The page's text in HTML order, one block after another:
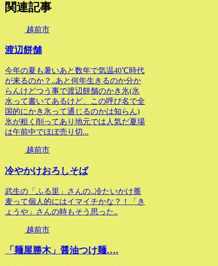
関連記事
越前市
渡辺餅舗
今年の夏も暑いあと数年で気温40℃時代
が来るのか？..あと何年生きるのか分か
らんけどつう事で渡辺餅舗のかき氷(氷
水って書いてあるけど、この呼び名で全
国的にかき氷って通じるのかは知らん)
氷が粗く削ってあり地元では人気だ夏場
は午前中でほぼ売り切...
越前市
冷やかけおろしそば
武生の「ふる里」さんの..冷たいかけ蕎
麦って個人的にはイマイチかな？！「き
ょうや」さんの時もそう思った..
越前市
「麺屋勝木」醤油つけ麺….